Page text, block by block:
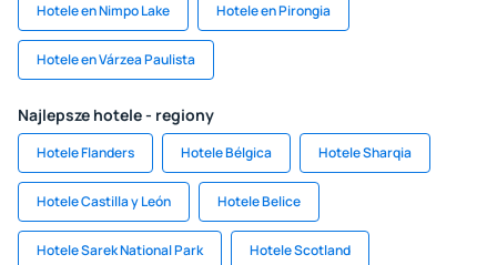
Hotele en Nimpo Lake Hotele en Pirongia
Hotele en Várzea Paulista
Najlepsze hotele - regiony
Hotele Flanders Hotele Bélgica Hotele Sharqia
Hotele Castilla y León Hotele Belice
Hotele Sarek National Park Hotele Scotland